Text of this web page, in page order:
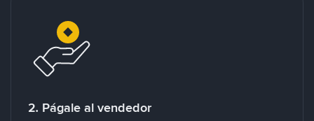
2. Págale al vendedor